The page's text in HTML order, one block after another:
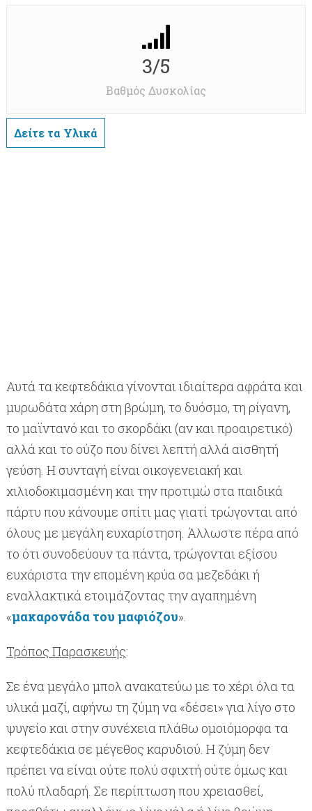
3/5
Βαθμός Δυσκολίας
Δείτε τα Υλικά
Αυτά τα κεφτεδάκια γίνονται ιδιαίτερα αφράτα και
μυρωδάτα χάρη στη βρώμη, το δυόσμο, τη ρίγανη,
το μαϊντανό και το σκορδάκι (αν και προαιρετικό)
αλλά και το ούζο που δίνει λεπτή αλλά αισθητή
γεύση. Η συνταγή είναι οικογενειακή και
χιλιοδοκιμασμένη και την προτιμώ στα παιδικά
πάρτυ που κάνουμε σπίτι μας γιατί τρώγονται από
όλους με μεγάλη ευχαρίστηση. Άλλωστε πέρα από
το ότι συνοδεύουν τα πάντα, τρώγονται εξίσου
ευχάριστα την επομένη κρύα σα μεζεδάκι ή
εναλλακτικά ετοιμάζοντας την αγαπημένη
«μακαρονάδα του μαφιόζου».
Τρόπος Παρασκευής:
Σε ένα μεγάλο μπολ ανακατεύω με το χέρι όλα τα
υλικά μαζί, αφήνω τη ζύμη να «δέσει» για λίγο στο
ψυγείο και στην συνέχεια πλάθω ομοιόμορφα τα
κεφτεδάκια σε μέγεθος καρυδιού. Η ζύμη δεν
πρέπει να είναι ούτε πολύ σφιχτή ούτε όμως και
πολύ πλαδαρή. Σε περίπτωση που χρειασθεί,